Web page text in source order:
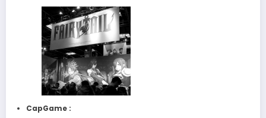
CapGame :